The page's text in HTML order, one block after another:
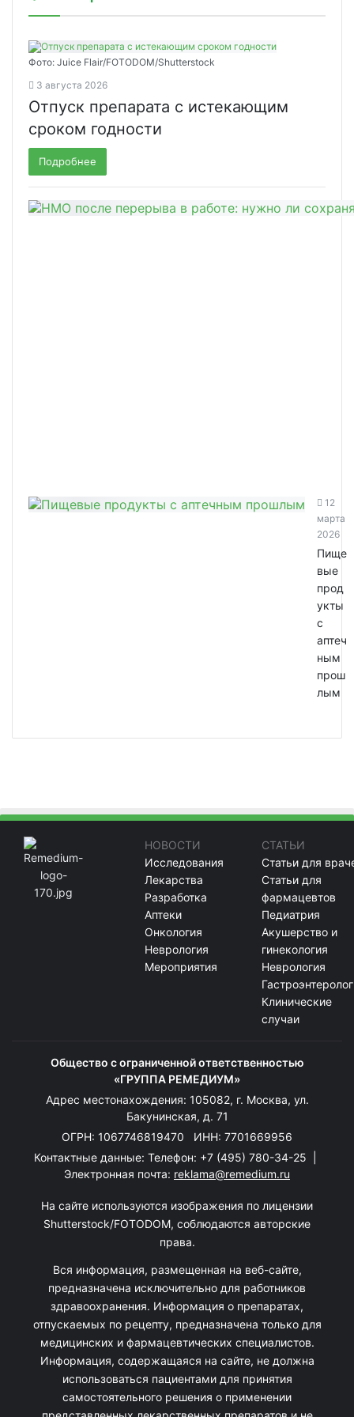
Фото: Juice Flair/FOTODOM/Shutterstoсk
3 августа 2026
Отпуск препарата с истекающим
сроком годности
Подробнее
12
марта
2026
Пище
вые
прод
укты
с
аптеч
ным
прош
лым
НОВОСТИ
Исследования
Лекарства
Разработка
Аптеки
Онкология
Неврология
Мероприятия
СТАТЬИ
Статьи для
Статьи для
фармацевтов
Педиатрия
Акушерство и
гинекология
Неврология
Клинические
случаи
Общество с ограниченной ответственностью
«ГРУППА РЕМЕДИУМ»
Адрес местонахождения: 105082, г. Москва, ул.
Бакунинская, д. 71
ОГРН: 1067746819470 ИНН: 7701669956
Контактные данные: Телефон: +7 (495) 780-34-25
Электронная почта: reklama@remedium.ru
На сайте используются изображения по лицензии
Shutterstock/FOTODOM, соблюдаются авторские
права.
Вся информация, размещенная на веб-сайте,
предназначена исключительно для работников
здравоохранения. Информация о препаратах,
отпускаемых по рецепту, предназначена только для
медицинских и фармацевтических специалистов.
Информация, содержащаяся на сайте, не должна
использоваться пациентами для принятия
самостоятельного решения о применении